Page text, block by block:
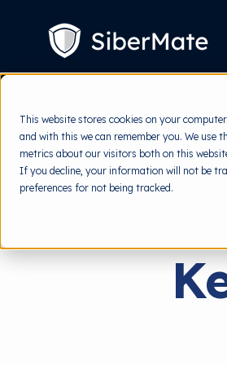
This website stores cookies on your
and with this we can remember you. We
metrics about our visitors both on this
If you decline, your information will not be
preferences for not being tracked.
CONTENT